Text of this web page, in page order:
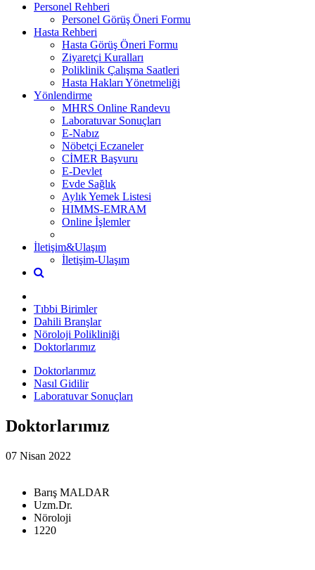
Personel Rehberi
Personel Görüş Öneri Formu
Hasta Rehberi
Hasta Görüş Öneri Formu
Ziyaretçi Kuralları
Poliklinik Çalışma Saatleri
Hasta Hakları Yönetmeliği
Yönlendirme
MHRS Online Randevu
Laboratuvar Sonuçları
E-Nabız
Nöbetçi Eczaneler
CİMER Başvuru
E-Devlet
Evde Sağlık
Aylık Yemek Listesi
HIMMS-EMRAM
Online İşlemler
İletişim&Ulaşım
İletişim-Ulaşım
Tıbbi Birimler
Dahili Branşlar
Nöroloji Polikliniği
Doktorlarımız
Doktorlarımız
Nasıl Gidilir
Laboratuvar Sonuçları
Doktorlarımız
07 Nisan 2022
Barış MALDAR
Uzm.Dr.
Nöroloji
1220